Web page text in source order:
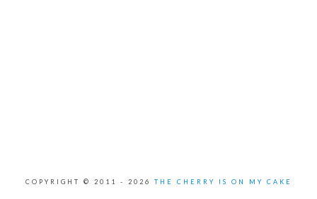
COPYRIGHT © 2011 - 2026 THE CHERRY IS ON MY CAKE